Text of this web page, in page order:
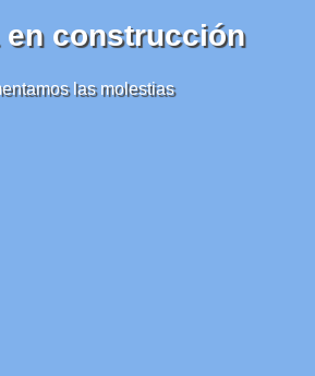
en construcción
las molestias